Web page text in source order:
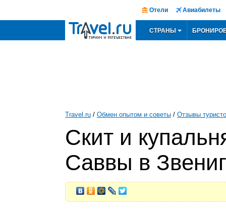
Отели Авиабилеты
СТРАНЫ
Travel.ru / Обмен опытом и советы / Отзывы
Скит и
Саввы в